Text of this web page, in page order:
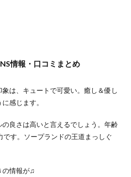
情報・口コミまとめ
は、キュートで可愛い。癒し＆優し
感じます。
良さは高いと言えるでしょう。年齢
です。ソープランドの王道まっしぐ
の情報が♫